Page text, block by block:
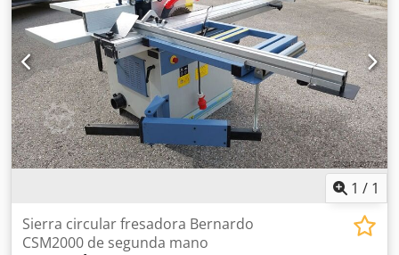
1 / 1
Sierra circular fresadora Bernardo
CSM2000 de segunda mano